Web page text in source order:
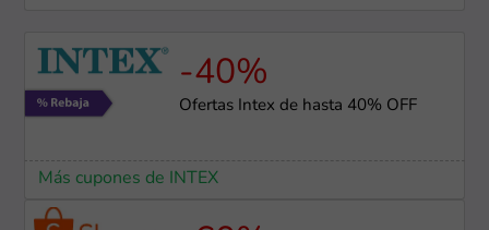
-40%
Ofertas Intex de hasta 40% OFF
Más cupones de INTEX